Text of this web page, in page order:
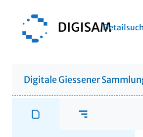
Digitale Giessener